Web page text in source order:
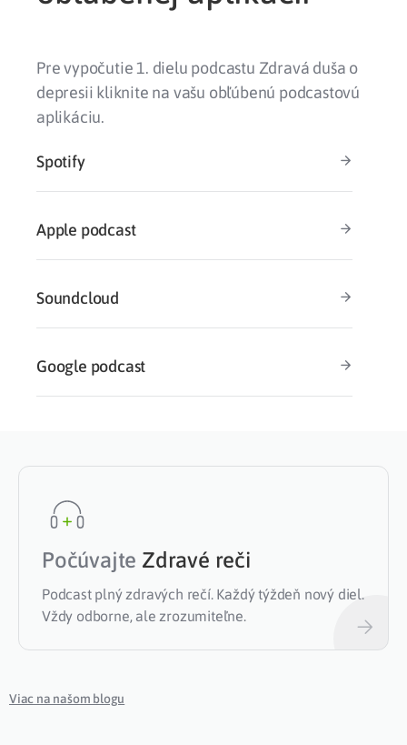
Pre vypočutie 1. dielu podcastu Zdravá duša o
depresii kliknite na vašu obľúbenú podcastovú
aplikáciu.
Spotify
Apple podcast
Soundcloud
Google podcast
Počúvajte Zdravé reči
Podcast plný zdravých rečí. Každý týždeň nový diel.
Vždy odborne, ale zrozumiteľne.
Viac na našom blogu